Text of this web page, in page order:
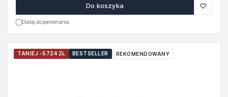
Do koszyka ♡
Dodaj do porównania
TANIEJ -5724 ZŁ BESTSELLER REKOMENDOWANY